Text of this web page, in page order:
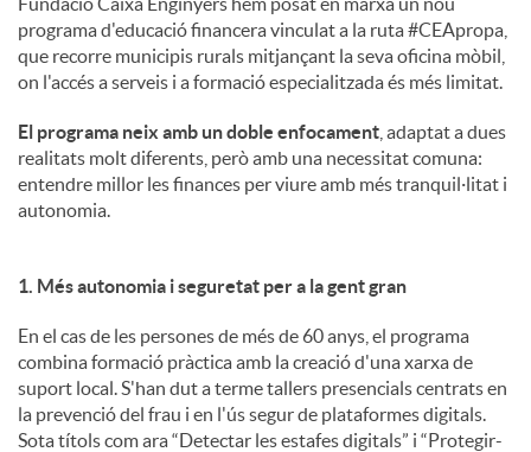
u
t
s
programa d'educació financera vinculat a la ruta #CEApropa,
que recorre municipis rurals mitjançant la seva oficina mòbil,
on l'accés a serveis i a formació especialitzada és més limitat.
El programa neix amb un doble enfocament , adaptat a dues
realitats molt diferents, però amb una necessitat comuna:
entendre millor les finances per viure amb més tranquil·litat i
autonomia.
1. Més autonomia i seguretat per a la gent gran
En el cas de les persones de més de 60 anys, el programa
combina formació pràctica amb la creació d'una xarxa de
suport local. S'han dut a terme tallers presencials centrats en
la prevenció del frau i en l'ús segur de plataformes digitals.
Sota títols com ara “Detectar les estafes digitals” i “Protegir-